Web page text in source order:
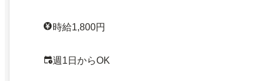
時給1,800円
週1日からOK